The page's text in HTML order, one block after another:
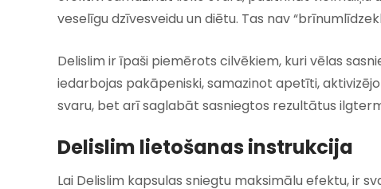
veselīgu dzīvesveidu un diētu. Tas nav
Delislim ir īpaši piemērots cilvēkiem, kuri vēlas
iedarbojas pakāpeniski, samazinot apetīti,
svaru, bet arī saglabāt sasniegtos rezultātus
Delislim lietošanas instrukcija
Lai Delislim kapsulas sniegtu maksimālu efektu, ir